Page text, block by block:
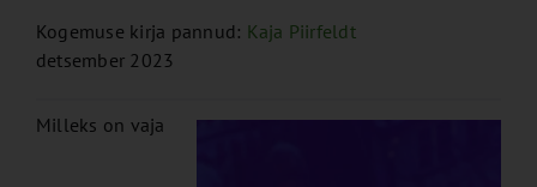
Kogemuse kirja pannud: Kaja Piirfeldt
detsember 2023
Milleks on vaja